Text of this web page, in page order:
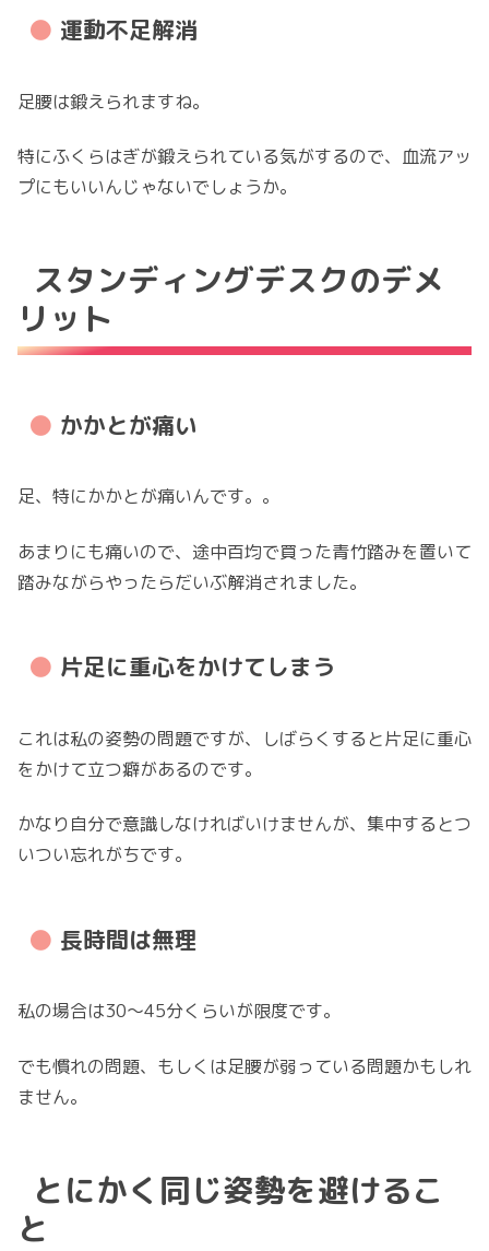
運動不足解消
足腰は鍛えられますね。
特にふくらはぎが鍛えられている気がするので、血流アッ
プにもいいんじゃないでしょうか。
スタンディングデスクのデメ
リット
かかとが痛い
足、特にかかとが痛いんです。。
あまりにも痛いので、途中百均で買った青竹踏みを置いて
踏みながらやったらだいぶ解消されました。
片足に重心をかけてしまう
これは私の姿勢の問題ですが、しばらくすると片足に重心
をかけて立つ癖があるのです。
かなり自分で意識しなければいけませんが、集中するとつ
いつい忘れがちです。
長時間は無理
私の場合は30〜45分くらいが限度です。
でも慣れの問題、もしくは足腰が弱っている問題かもしれ
ません。
とにかく同じ姿勢を避けるこ
と